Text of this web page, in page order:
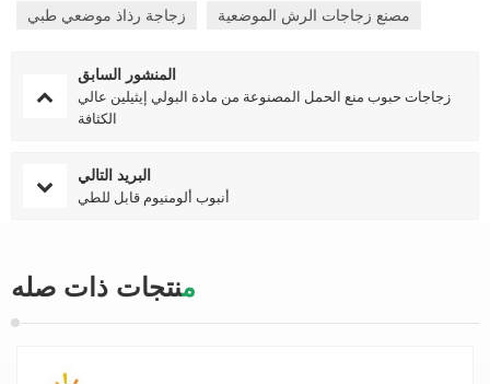
زجاجة رذاذ موضعي طبي
مصنع زجاجات الرش الموضعية
المنشور السابق
زجاجات حبوب منع الحمل المصنوعة من مادة البولي إيثيلين عالي
الكثافة
البريد التالي
أنبوب ألومنيوم قابل للطي
منتجات ذات صله